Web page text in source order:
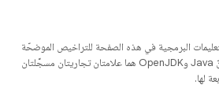
البرمجية في هذه الصفحة للتراخيص الموضحّة
. إنّ Java وOpenJDK هما علامتان تجاريتان مسجَّلتان